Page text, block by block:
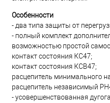
Особенности
- два типа защиты от
- полный комплект
возможностью простой
контакт состояния КС47;
контакт состояния КСВ47;
расцепитель минимального
расцепитель независимый
- усовершенствованная